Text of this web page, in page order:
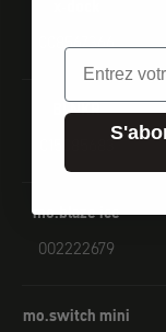
008567366
BLNKR
015085683
mo.blaze ice
002222679
mo.switch mini
Email